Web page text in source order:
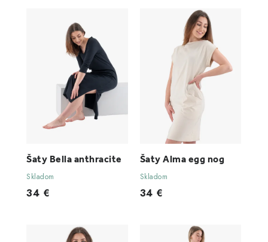
Šaty Bella anthracite
Skladom
34 €
Šaty Alma egg nog
Skladom
34 €